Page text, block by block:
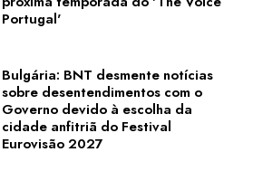
Portugal'
Bulgária: BNT desmente notícias
sobre desentendimentos com o
Governo devido à escolha da
cidade anfitriã do Festival
Eurovisão 2027